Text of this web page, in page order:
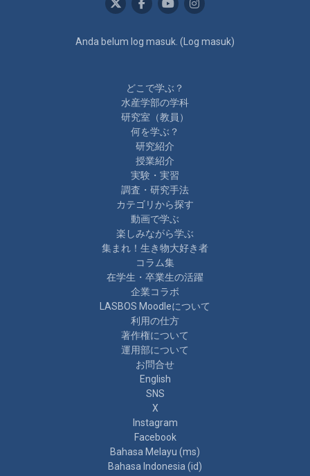
Anda belum log masuk. ( Log masuk)
どこで学ぶ？
水産学部の学科
研究室（教員）
何を学ぶ？
研究紹介
授業紹介
実験・実習
調査・研究手法
カテゴリから探す
動画で学ぶ
楽しみながら学ぶ
集まれ！生き物大好き者
コラム集
在学生・卒業生の活躍
企業コラボ
LASBOS Moodleについて
利用の仕方
著作権について
運用部について
お問合せ
English
SNS
X
Instagram
Facebook
Bahasa Melayu ‎(ms)‎
Bahasa Indonesia ‎(id)‎